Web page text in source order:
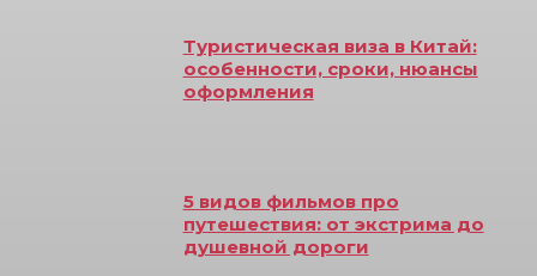
Туристическая виза в Китай:
особенности, сроки, нюансы
оформления
5 видов фильмов про
путешествия: от экстрима до
душевной дороги